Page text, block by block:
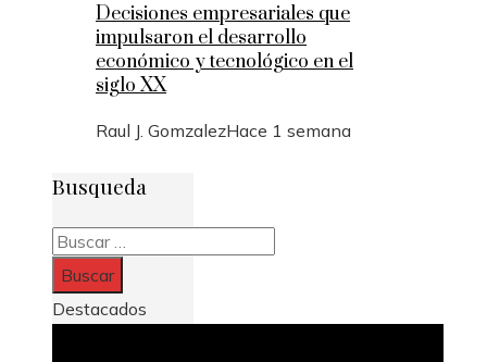
Decisiones empresariales que
impulsaron el desarrollo
económico y tecnológico en el
siglo XX
Raul J. GomzalezHace 1 semana
Busqueda
Buscar:
Destacados